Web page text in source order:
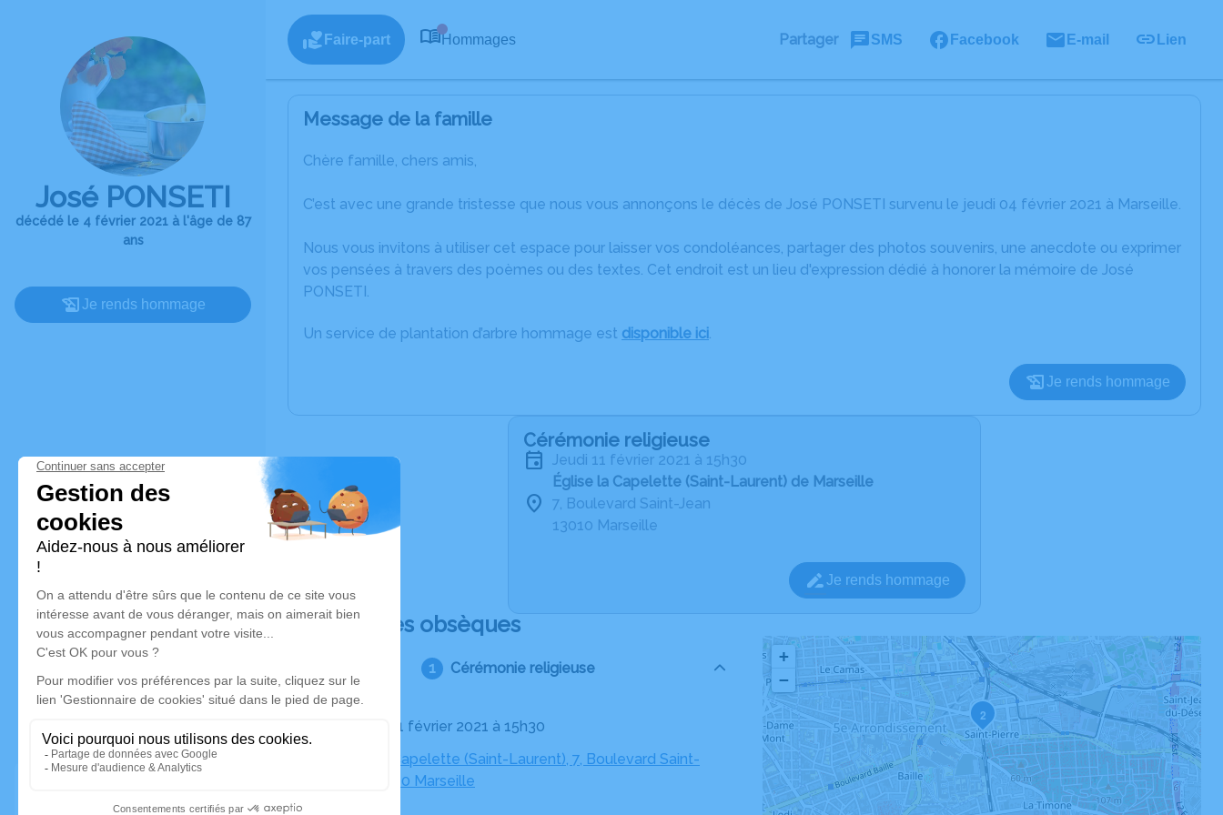
José PONSETI
décédé le 4 février 2021 à l'âge de 87
ans
Je rends hommage
Faire-part Hommages Partager SMS Facebook E-mail Lien
Message de la famille
Chère famille, chers amis,
C’est avec une grande tristesse que nous vous annonçons le décès de José PONSETI survenu le jeudi 04 février 2021 à Marseille.
Nous vous invitons à utiliser cet espace pour laisser vos condoléances, partager des photos souvenirs, une anecdote ou exprimer
vos pensées à travers des poèmes ou des textes. Cet endroit est un lieu d'expression dédié à honorer la mémoire de José
PONSETI.
Un service de plantation d’arbre hommage est disponible ici.
Je rends hommage
Cérémonie religieuse
jeudi 11 février 2021 à 15h30
Église la Capelette (Saint-Laurent) de Marseille
7, Boulevard Saint-Jean
13010 Marseille
Je rends hommage
Déroulé des obsèques
Cérémonie religieuse
Le jeudi 11 février 2021 à 15h30
Église la Capelette (Saint-Laurent), 7, Boulevard Saint-
Jean, 13010 Marseille
2
+
−